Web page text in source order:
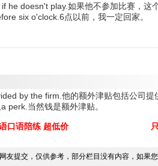
he doesn't play.如果他不参加比赛，这
six o'clock.6点以前，我一定回家。
by the firm.他的额外津贴包括公司提
perk.当然钱是额外津贴。
口语陪练 超低价
友提交，仅供参考，部分栏目没有内容，如果